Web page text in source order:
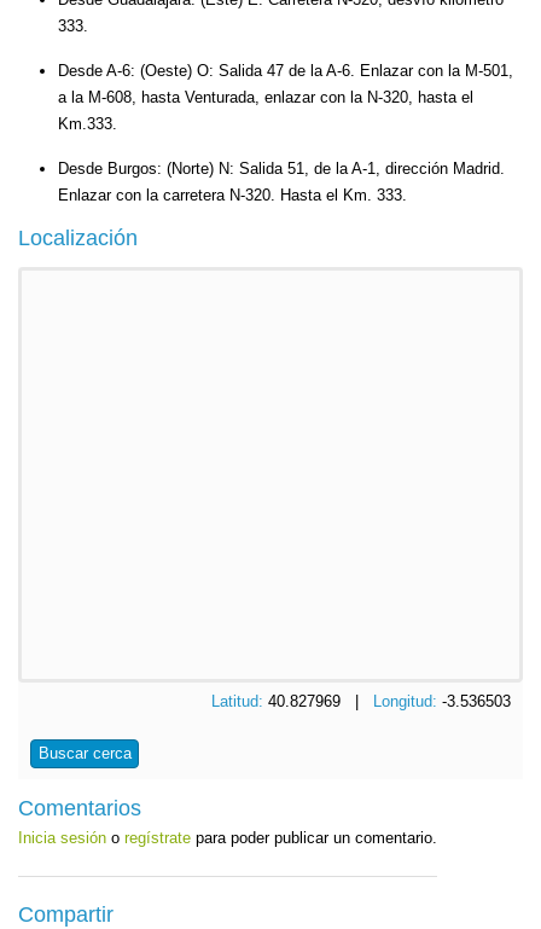
333.
Desde A-6: (Oeste) O: Salida 47 de la A-6. Enlazar con la M-501,
a la M-608, hasta Venturada, enlazar con la N-320, hasta el
Km.333.
Desde Burgos: (Norte) N: Salida 51, de la A-1, dirección Madrid.
Enlazar con la carretera N-320. Hasta el Km. 333.
Localización
Latitud: 40.827969 | Longitud: -3.536503
Buscar cerca
Comentarios
Inicia sesión o regístrate para poder publicar un comentario.
Compartir